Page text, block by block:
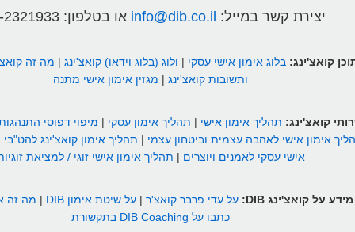
יצירת קשר במייל: info@dib.co.il או בטלפון: 2321933
קואצ'ינג: בלוג אימון אישי עסקי | ולוג (בלוג וידאו) קואצ'ינג | מה זה
ותשובות קואצ'ינג | מגזין אימון אישי מתנה
קואצ'ינג: תהליך אימון אישי | תהליך אימון עסקי | מיפוי דפוסי
אימון אישי לאהבה עצמית וביטחון עצמי | תהליך אימון קואצ'ינג להט"בי
אישי עסקי לאמנים ויוצרים | תהליך אימון אישי זוגי / למציאת
מידע על קואצ'ינג DIB: על עדי פרבר קואצ'ר |על שיטת אימון DIB | מה זה
כתבו על DIB Coaching בתקשורת